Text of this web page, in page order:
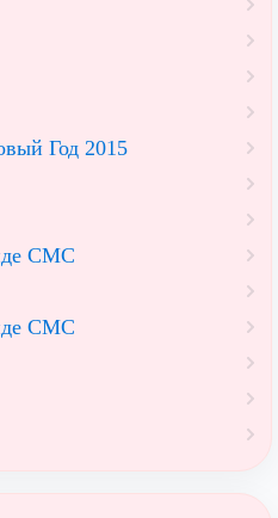
Год 2015
СМС
СМС